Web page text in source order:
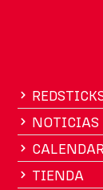
NOTICIAS
TIENDA